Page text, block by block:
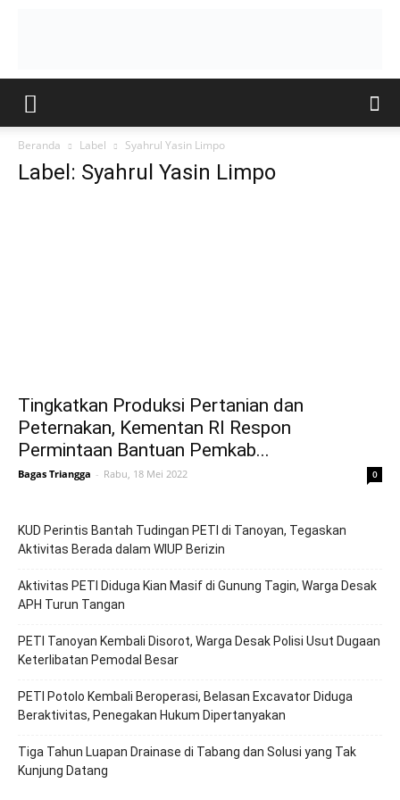
Beranda Label Syahrul Yasin Limpo
Label: Syahrul Yasin Limpo
Tingkatkan Produksi Pertanian dan
Peternakan, Kementan RI Respon
Permintaan Bantuan Pemkab...
Bagas Triangga - Rabu, 18 Mei 2022 0
KUD Perintis Bantah Tudingan PETI di Tanoyan, Tegaskan
Aktivitas Berada dalam WIUP Berizin
Aktivitas PETI Diduga Kian Masif di Gunung Tagin, Warga Desak
APH Turun Tangan
PETI Tanoyan Kembali Disorot, Warga Desak Polisi Usut Dugaan
Keterlibatan Pemodal Besar
PETI Potolo Kembali Beroperasi, Belasan Excavator Diduga
Beraktivitas, Penegakan Hukum Dipertanyakan
Tiga Tahun Luapan Drainase di Tabang dan Solusi yang Tak
Kunjung Datang